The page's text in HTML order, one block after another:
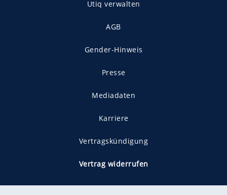
Utiq verwalten
AGB
Gender-Hinweis
Presse
Mediadaten
Karriere
Vertragskündigung
Vertrag widerrufen